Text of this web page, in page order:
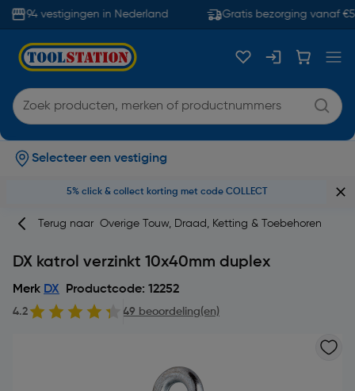
94 vestigingen in Nederland Gratis bezorging vanaf
Selecteer een vestiging
5% click & collect korting met code COLLECT
Terug naar Overige Touw, Draad, Ketting & Toebehoren
DX katrol verzinkt 10x40mm duplex
Merk DX Productcode: 12252
4.2 49 beoordeling(en)